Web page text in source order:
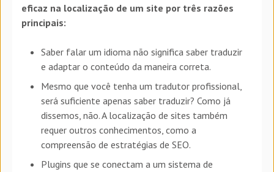
eficaz na localização de um site por três razões
principais:
Saber falar um idioma não significa saber traduzir
e adaptar o conteúdo da maneira correta.
Mesmo que você tenha um tradutor profissional,
será suficiente apenas saber traduzir? Como já
dissemos, não. A localização de sites também
requer outros conhecimentos, como a
compreensão de estratégias de SEO.
Plugins que se conectam a um sistema de